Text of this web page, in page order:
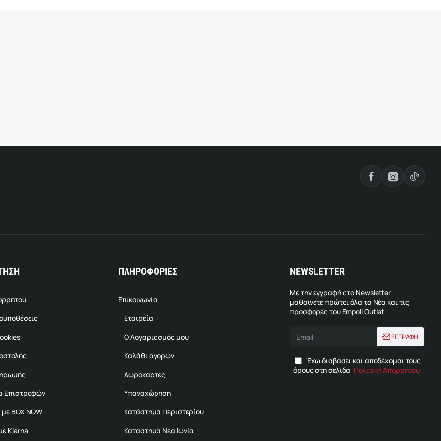
Επιστροφών
BOX NOW
Klarna
ΠΛΗΡΟΦΟΡΙΕΣ
Επικοινωνία
Εταιρεία
Ο Λογαριασμός μου
Καλάθι αγορών
Δωροκάρτες
Υπαναχώρηση
Κατάστημα Περιστερίου
Κατάστημα Νεα Ιωνία
NEWSLETTER
Με την εγγραφή στο Newsletter
μαθαίνετε πρώτοι όλα τα Νέα και τις
προσφορές του Empoli Outlet
Email
ΕΓΓΡΑΦΗ
Έχω διαβάσει και αποδέχομαι τους
όρους στη σελίδα Πολιτική Απορρήτου